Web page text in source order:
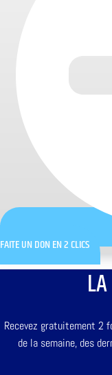
FAITE UN DON EN 2 CLICS
Recevez gratuitement 2
de la semaine, des